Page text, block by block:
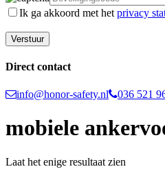
Ik ga akkoord met het privacy
Direct contact
info@honor-safety.nl 036 521
mobiele
Laat het enige resultaat zien